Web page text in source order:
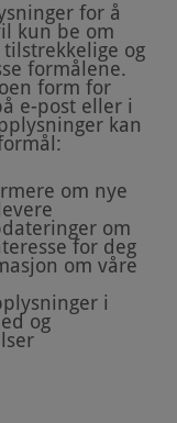
for å
kun be om
og
formålene.
form for
e-post eller i
kan
om nye
om
for deg
om våre
i
og